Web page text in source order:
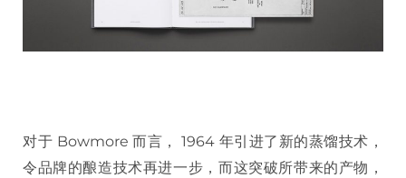
对于 Bowmore 而言， 1964 年引进了新的蒸馏技术，
令品牌的酿造技术再进一步，而这突破所带来的产物，